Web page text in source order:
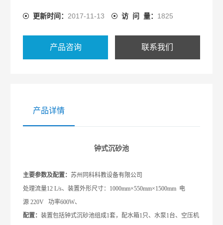
更新时间： 2017-11-13 访 问 量： 1825
产品咨询 联系我们
产品详情
钟式沉砂池
主要参数及配置： 苏州同科科教设备有限公司
处理流量12 L/s、装置外形尺寸：1000mm×550mm×1500mm 电
源 220V 功率600W、
配置：装置包括钟式沉砂池组成1套，配水箱1只、水泵1台、空压机